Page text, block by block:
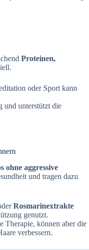
Proteinen,
oder Sport kann
und unterstützt die
ohne aggressive
und tragen dazu
Rosmarinextrakte
genutzt.
Therapie, können aber die
verbessern.